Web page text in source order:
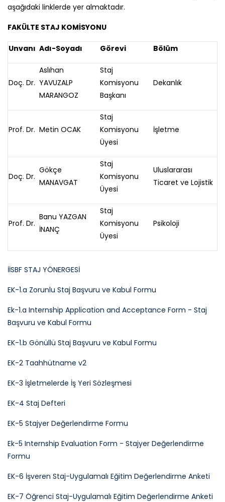
aşağıdaki linklerde yer almaktadır.
FAKÜLTE STAJ KOMİSYONU
Unvanı Adı-Soyadı Görevi Bölüm
Doç. Dr.
Aslıhan
YAVUZALP
MARANGOZ
Staj
Komisyonu
Başkanı
Dekanlık
Prof. Dr. Metin OCAK
Staj
Komisyonu
Üyesi
İşletme
Doç. Dr.
Gökçe
MANAVGAT
Staj
Komisyonu
Üyesi
Uluslararası
Ticaret ve Lojistik
Prof. Dr.
Banu YAZGAN
İNANÇ
Staj
Komisyonu
Üyesi
Psikoloji
İİSBF STAJ YÖNERGESİ
EK-1.a Zorunlu Staj Başvuru ve Kabul Formu
Ek-1.a Internship Application and Acceptance Form - Staj
Başvuru ve Kabul Formu
EK-1.b Gönüllü Staj Başvuru ve Kabul Formu
EK-2 Taahhütname v2
EK-3 İşletmelerde İş Yeri Sözleşmesi
EK-4 Staj Defteri
EK-5 Stajyer Değerlendirme Formu
Ek-5 Internship Evaluation Form - Stajyer Değerlendirme
Formu
EK-6 İşveren Staj-Uygulamalı Eğitim Değerlendirme Anketi
EK-7 Öğrenci Staj-Uygulamalı Eğitim Değerlendirme Anketi